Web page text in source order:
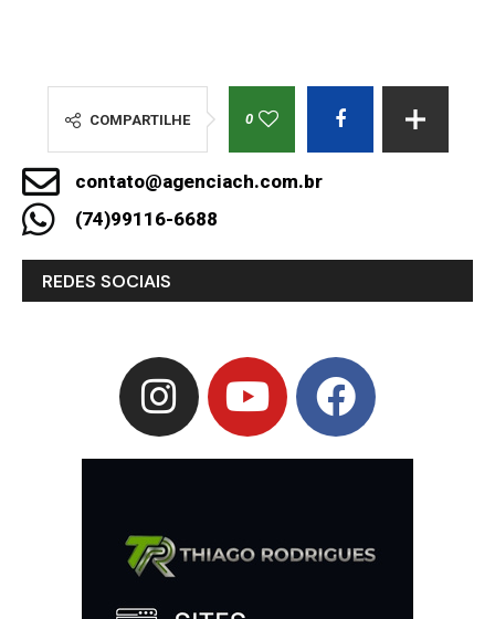
COMPARTILHE 0
contato@agenciach.com.br
(74)99116-6688
REDES SOCIAIS